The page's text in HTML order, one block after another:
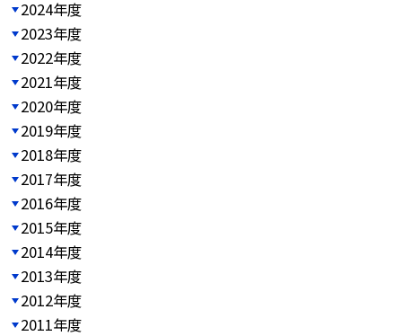
2024年度
2023年度
2022年度
2021年度
2020年度
2019年度
2018年度
2017年度
2016年度
2015年度
2014年度
2013年度
2012年度
2011年度